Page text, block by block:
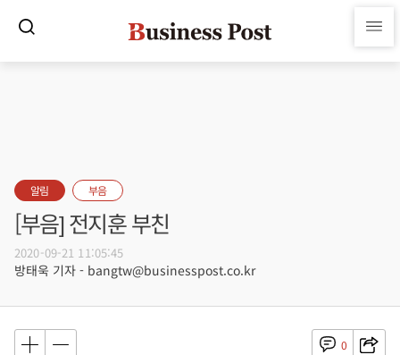
알림 부음
[부음] 전지훈 부친
2020-09-21 11:05:45
방태욱 기자 - bangtw@businesspost.co.kr
0